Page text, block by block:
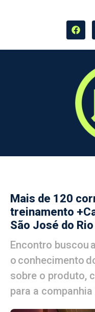
Mais de 120
treinamento
São José do
Encontro buscou
o conhecimento
sobre o produto,
para a